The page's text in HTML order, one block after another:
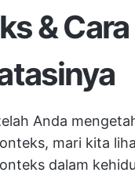
& Cara
Anda
mari kita
dalam